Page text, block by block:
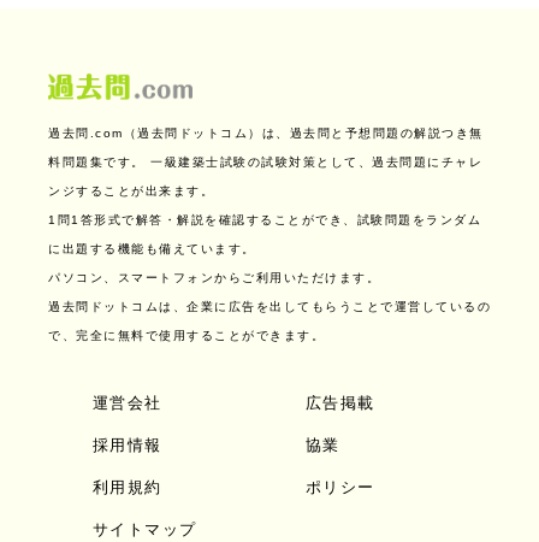
過去問.com（過去問ドットコム）は、過去問と予想問題の解説つき無
料問題集です。 一級建築士試験の試験対策として、過去問題にチャレ
ンジすることが出来ます。
1問1答形式で解答・解説を確認することができ、試験問題をランダム
に出題する機能も備えています。
パソコン、スマートフォンからご利用いただけます。
過去問ドットコムは、企業に広告を出してもらうことで運営しているの
で、完全に無料で使用することができます。
運営会社 広告掲載
採用情報 協業
利用規約 ポリシー
サイトマップ